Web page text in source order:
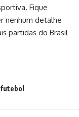
Fique
nenhum detalhe
partidas do Brasil